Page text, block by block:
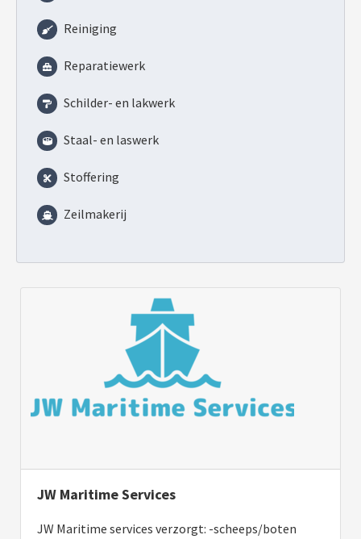
Reiniging
Reparatiewerk
Schilder- en lakwerk
Staal- en laswerk
Stoffering
Zeilmakerij
JW Maritime Services
JW Maritime services verzorgt: -scheeps/boten